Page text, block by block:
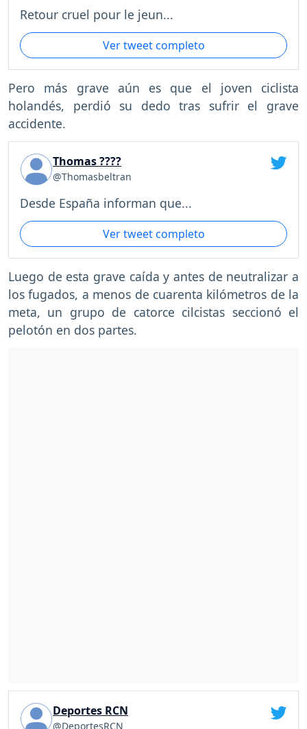
Retour cruel pour le jeun...
Ver tweet completo
Pero más grave aún es que el joven ciclista
holandés, perdió su dedo tras sufrir el grave
accidente.
Thomas ????
@Thomasbeltran
Desde España informan que...
Ver tweet completo
Luego de esta grave caída y antes de neutralizar a
los fugados, a menos de cuarenta kilómetros de la
meta, un grupo de catorce cilcistas seccionó el
pelotón en dos partes.
Deportes RCN
@DeportesRCN